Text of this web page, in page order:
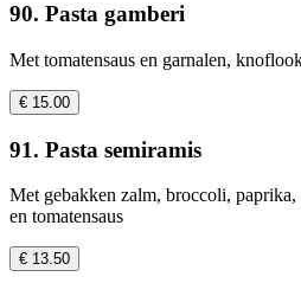
90. Pasta gamberi
Met tomatensaus en garnalen,
€ 15.00
91. Pasta semiramis
Met gebakken zalm, broccoli, paprika,
en tomatensaus
€ 13.50